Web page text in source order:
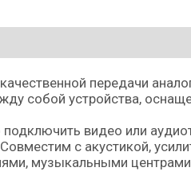
передачи
собой устройства,
видео или
с акустикой,
музыкальными